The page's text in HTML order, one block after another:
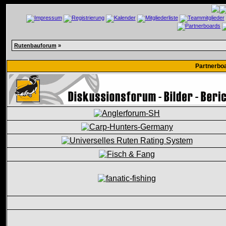
Rutenbauforum »